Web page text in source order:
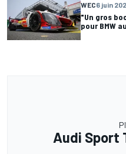
WEC6 juin
"Un gros
pour BMW
Audi Sport